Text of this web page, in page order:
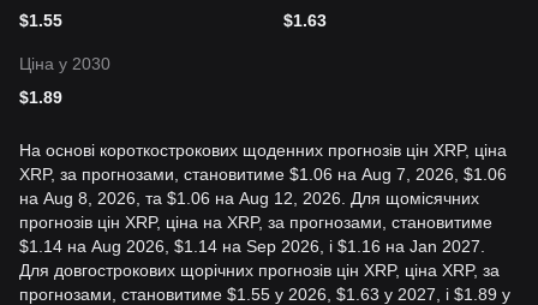
$1.55
$1.63
Ціна у 2030
$1.89
На основі короткострокових щоденних прогнозів цін XRP, ціна
XRP, за прогнозами, становитиме $1.06 на Aug 7, 2026, $1.06
на Aug 8, 2026, та $1.06 на Aug 12, 2026. Для щомісячних
прогнозів цін XRP, ціна на XRP, за прогнозами, становитиме
$1.14 на Aug 2026, $1.14 на Sep 2026, і $1.16 на Jan 2027.
Для довгострокових щорічних прогнозів цін XRP, ціна XRP, за
прогнозами, становитиме $1.55 у 2026, $1.63 у 2027, і $1.89 у